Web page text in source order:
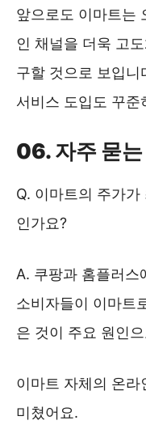
앞으로도 이마트는
인 채널을 더욱 고
구할 것으로 보입
서비스 도입도 꾸
06. 자주 묻
Q. 이마트의 주가
인가요?
A. 쿠팡과 홈플러스
소비자들이 이마트
은 것이 주요 원인
이마트 자체의 온
미쳤어요.